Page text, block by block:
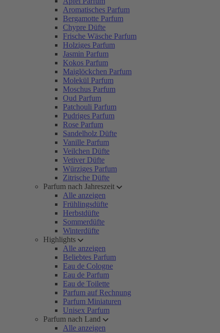
Aromatisches Parfum
Bergamotte Parfum
Chypre Düfte
Frische Wäsche Parfum
Holziges Parfum
Jasmin Parfum
Kokos Parfum
Maiglöckchen Parfum
Molekül Parfum
Moschus Parfum
Oud Parfum
Patchouli Parfum
Pudriges Parfum
Rose Parfum
Sandelholz Düfte
Vanille Parfum
Veilchen Düfte
Vetiver Düfte
Würziges Parfum
Zitrische Düfte
Parfum nach Jahreszeit
Alle anzeigen
Frühlingsdüfte
Herbstdüfte
Sommerdüfte
Winterdüfte
Highlights
Alle anzeigen
Beliebtes Parfum
Eau de Cologne
Eau de Parfum
Eau de Toilette
Parfum auf Rechnung
Parfum Miniaturen
Unisex Parfum
Parfum nach Land
Alle anzeigen